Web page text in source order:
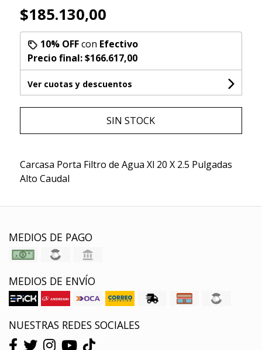
$185.130,00
10% OFFcon Efectivo
Precio final:$166.617,00
Ver cuotas y descuentos
SIN STOCK
Carcasa Porta Filtro de Agua Xl 20 X 2.5 Pulgadas
Alto Caudal
MEDIOS DE PAGO
MEDIOS DE ENVÍO
NUESTRAS REDES SOCIALES